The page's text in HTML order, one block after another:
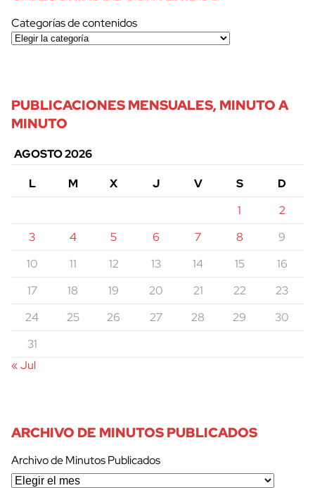
Categorías de contenidos
PUBLICACIONES MENSUALES, MINUTO A
MINUTO
AGOSTO 2026
L
M X J V S
D
1
2
3
4 5 6 7 8
9
10
11 12 13 14 15
16
17
18 19 20 21 22
23
24
25 26 27 28 29
30
31
« Jul
ARCHIVO DE MINUTOS PUBLICADOS
Archivo de Minutos Publicados